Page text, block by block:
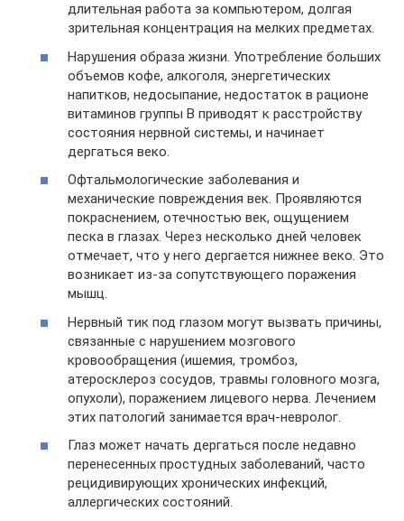
длительная работа за компьютером, долгая
зрительная концентрация на мелких предметах.
Нарушения образа жизни. Употребление больших
объемов кофе, алкоголя, энергетических
напитков, недосыпание, недостаток в рационе
витаминов группы В приводят к расстройству
состояния нервной системы, и начинает
дергаться веко.
Офтальмологические заболевания и
механические повреждения век. Проявляются
покраснением, отечностью век, ощущением
песка в глазах. Через несколько дней человек
отмечает, что у него дергается нижнее веко. Это
возникает из-за сопутствующего поражения
мышц.
Нервный тик под глазом могут вызвать причины,
связанные с нарушением мозгового
кровообращения (ишемия, тромбоз,
атеросклероз сосудов, травмы головного мозга,
опухоли), поражением лицевого нерва. Лечением
этих патологий занимается врач-невролог.
Глаз может начать дергаться после недавно
перенесенных простудных заболеваний, часто
рецидивирующих хронических инфекций,
аллергических состояний.